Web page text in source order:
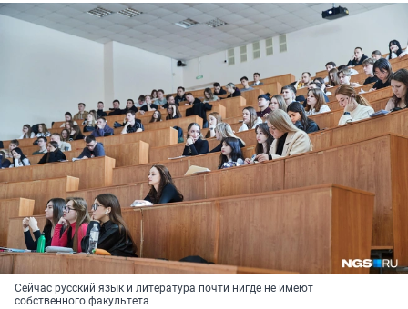
Сейчас русский язык и литература почти нигде не имеют
собственного факультета